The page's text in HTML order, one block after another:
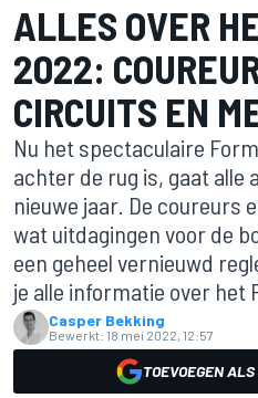
ALLES OVER
2022:
CIRCUITS EN
Nu het spectaculaire
achter de rug is, gaat alle
nieuwe jaar. De coureurs
wat uitdagingen voor de
een geheel vernieuwd
je alle informatie over het
Casper Bekking
Bewerkt: 18 mei 2022, 12:57
TOEVOEGEN ALS